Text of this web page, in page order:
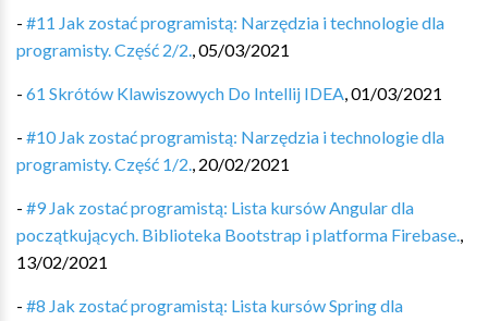
- #11 Jak zostać programistą: Narzędzia i technologie dla
programisty. Część 2/2.,05/03/2021
- 61 Skrótów Klawiszowych Do Intellij IDEA,01/03/2021
- #10 Jak zostać programistą: Narzędzia i technologie dla
programisty. Część 1/2., 20/02/2021
- #9 Jak zostać programistą: Lista kursów Angular dla
początkujących. Biblioteka Bootstrap i platforma Firebase.,
13/02/2021
- #8 Jak zostać programistą: Lista kursów Spring dla